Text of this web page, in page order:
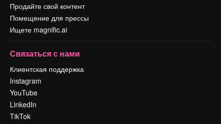
Продайте свой контент
Помещение для прессы
Ищете magnific.ai
Связаться с нами
Клиентская поддержка
Instagram
YouTube
LinkedIn
TikTok